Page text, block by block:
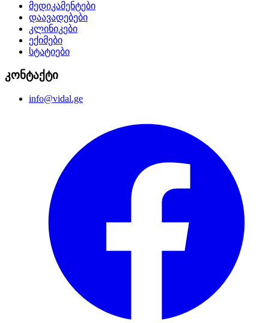
მედიკამენტები
დაავადებები
კლინიკები
ექიმები
სტატიები
კონტაქტი
info@vidal.ge